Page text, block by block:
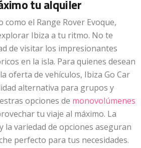
tu alquiler
el Range Rover Evoque,
Ibiza a tu ritmo. No te
de visitar los impresionantes
en la isla. Para quienes desean
oferta de vehículos, Ibiza Go Car
alternativa para grupos y
opciones de monovolúmenes
tu viaje al máximo. La
la variedad de opciones aseguran
perfecto para tus necesidades.